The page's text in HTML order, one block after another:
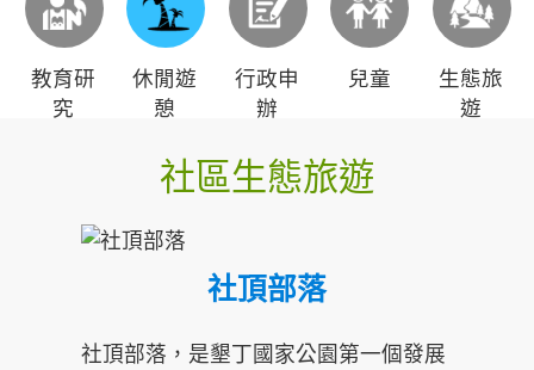
教育研
究
休閒遊
憩
行政申
辦
兒童
生態旅
遊
社區生態旅遊
社頂部落
社頂部落，是墾丁國家公園第一個發展